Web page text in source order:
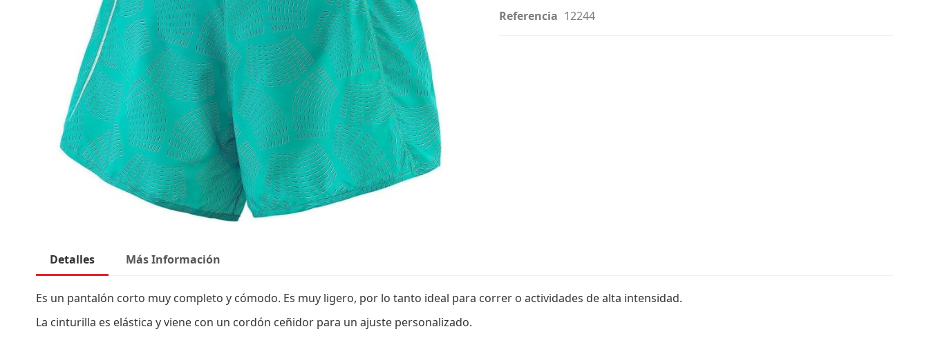
comienzo
de
la
galería
Referencia 12244
Detalles
Es un pantalón corto muy completo y cómodo. Es muy ligero, por lo tanto ideal para correr o actividades de alta intensidad.
La cinturilla es elástica y viene con un cordón ceñidor para un ajuste personalizado.
Más Información